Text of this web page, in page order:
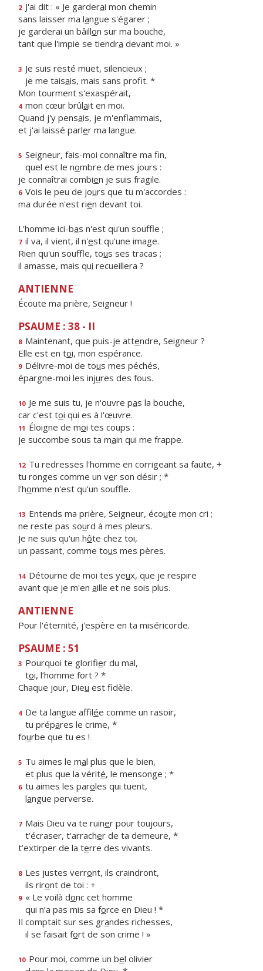
2 J'ai dit : « Je garderai mon chemin
sans laisser ma langue s'égarer ;
je garderai un bâillon sur ma bouche,
tant que l'impie se tiendra devant moi. »
3 Je suis resté muet, silencieux ;
je me taisais, mais sans profit. *
Mon tourment s'exaspérait,
4 mon cœur brûlait en moi.
Quand j'y pensais, je m'enflammais,
et j'ai laissé parler ma langue.
5 Seigneur, fais-moi connaître ma fin,
quel est le nombre de mes jours :
je connaîtrai combien je suis fragile.
6 Vois le peu de jours que tu m'accordes :
ma durée n'est rien devant toi.
L'homme ici-bas n'est qu'un souffle ;
7 il va, il vient, il n'est qu'une image.
Rien qu'un souffle, tous ses tracas ;
il amasse, mais qui recueillera ?
ANTIENNE
Écoute ma prière, Seigneur !
PSAUME : 38 - II
8 Maintenant, que puis-je attendre, Seigneur ?
Elle est en toi, mon espérance.
9 Délivre-moi de tous mes péchés,
épargne-moi les injures des fous.
10 Je me suis tu, je n'ouvre pas la bouche,
car c'est toi qui es à l'œuvre.
11 Éloigne de moi tes coups :
je succombe sous ta main qui me frappe.
12 Tu redresses l'homme en corrigeant sa faute, +
tu ronges comme un ver son désir ; *
l'homme n'est qu'un souffle.
13 Entends ma prière, Seigneur, écoute mon cri ;
ne reste pas sourd à mes pleurs.
Je ne suis qu'un hôte chez toi,
un passant, comme tous mes pères.
14 Détourne de moi tes yeux, que je respire
avant que je m'en aille et ne sois plus.
ANTIENNE
Pour l'éternité, j'espère en ta miséricorde.
PSAUME : 51
3 Pourquoi te glorifier du mal,
toi, l’homme fort ? *
Chaque jour, Dieu est fidèle.
4 De ta langue affilée comme un rasoir,
tu prépares le crime, *
fourbe que tu es !
5 Tu aimes le mal plus que le bien,
et plus que la vérité, le mensonge ; *
6 tu aimes les paroles qui tuent,
langue perverse.
7 Mais Dieu va te ruiner pour toujours,
t’écraser, t’arracher de ta demeure, *
t’extirper de la terre des vivants.
8 Les justes verront, ils craindront,
ils riront de toi : +
9 « Le voilà donc cet homme
qui n’a pas mis sa force en Dieu ! *
Il comptait sur ses grandes richesses,
il se faisait fort de son crime ! »
10 Pour moi, comme un bel olivier